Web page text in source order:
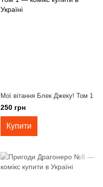
Мої вітання Блек Джеку! Том 1
250 грн
Купити